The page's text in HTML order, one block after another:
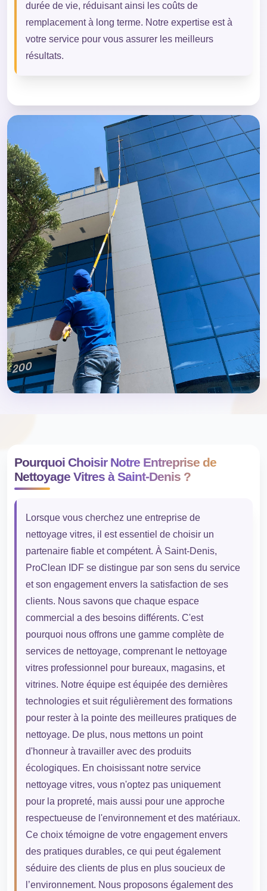
durée de vie, réduisant ainsi les coûts de
remplacement à long terme. Notre expertise est à
votre service pour vous assurer les meilleurs
résultats.
Pourquoi Choisir Notre Entreprise de
Nettoyage Vitres à Saint-Denis ?
Lorsque vous cherchez une entreprise de
nettoyage vitres, il est essentiel de choisir un
partenaire fiable et compétent. À Saint-Denis,
ProClean IDF se distingue par son sens du service
et son engagement envers la satisfaction de ses
clients. Nous savons que chaque espace
commercial a des besoins différents. C'est
pourquoi nous offrons une gamme complète de
services de nettoyage, comprenant le nettoyage
vitres professionnel pour bureaux, magasins, et
vitrines. Notre équipe est équipée des dernières
technologies et suit régulièrement des formations
pour rester à la pointe des meilleures pratiques de
nettoyage. De plus, nous mettons un point
d'honneur à travailler avec des produits
écologiques. En choisissant notre service
nettoyage vitres, vous n'optez pas uniquement
pour la propreté, mais aussi pour une approche
respectueuse de l'environnement et des matériaux.
Ce choix témoigne de votre engagement envers
des pratiques durables, ce qui peut également
séduire des clients de plus en plus soucieux de
l’environnement. Nous proposons également des